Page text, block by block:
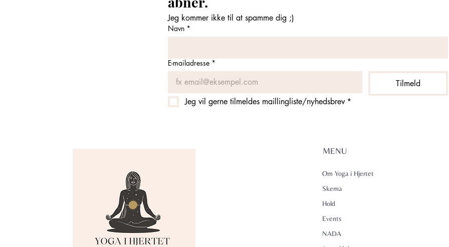
Jeg kommer ikke til at spamme dig ;)
Navn *
E-mailadresse *
Tilmeld
Jeg vil gerne tilmeldes maillingliste/nyhedsbrev *
MENU
Om Yoga i Hjertet
Skema
Hold
Events
NADA